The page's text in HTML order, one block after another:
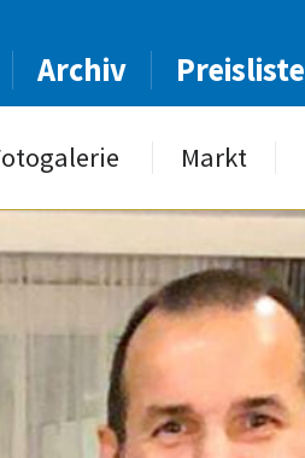
Archiv Preisliste
Markt